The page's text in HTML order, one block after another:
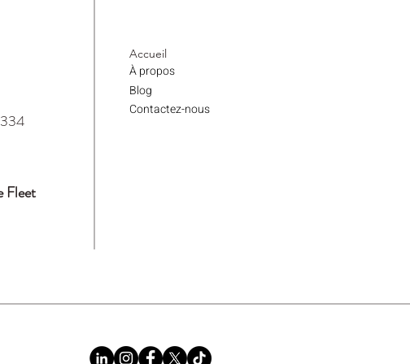
Fleet
Accueil
À propos
Blog
Contactez-nous